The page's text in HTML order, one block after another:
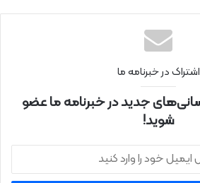
نتی
اشتراک در خبرنامه ما
جدید در خبرنامه ما عضو
شوید!